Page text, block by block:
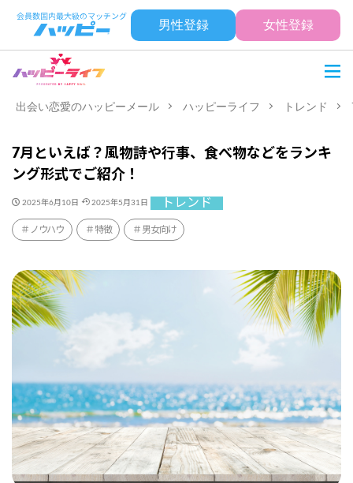
男性登録 女性登録
出会い恋愛のハッピーメール ハッピーライフ トレンド
7月といえば？風物詩や行事、食べ物などをランキ
ング形式でご紹介！
2025年6月10日 2025年5月31日 トレンド
ノウハウ 特徴 男女向け